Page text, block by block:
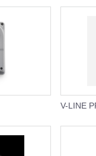
V-LINE